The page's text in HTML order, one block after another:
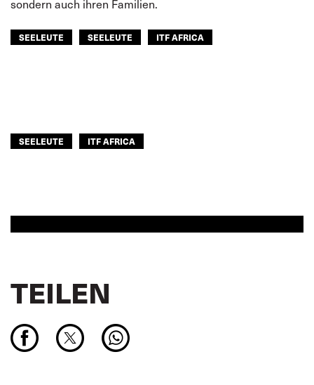
sondern auch ihren Familien.
SEELEUTE SEELEUTE ITF AFRICA
SEELEUTE ITF AFRICA
TEILEN